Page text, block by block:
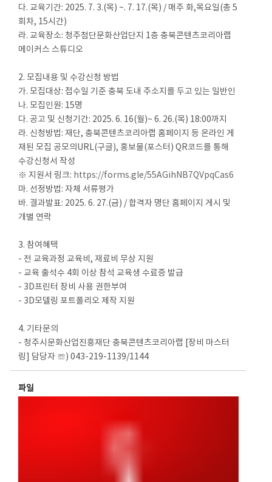
다. 교육기간: 2025. 7. 3.(목) ~. 7. 17.(목) / 매주 화,목요일(총 5
회차, 15시간)
라. 교육장소: 청주첨단문화산업단지 1층 충북콘텐츠코리아랩
메이커스 스튜디오
2. 모집내용 및 수강신청 방법
가. 모집대상: 접수일 기준 충북 도내 주소지를 두고 있는 일반인
나. 모집인원: 15명
다. 공고 및 신청기간: 2025. 6. 16(월)~ 6. 26.(목) 18:00까지
라. 신청방법: 재단, 충북콘텐츠코리아랩 홈페이지 등 온라인 게
재된 모집 공모의URL(구글), 홍보물(포스터) QR코드를 통해
수강신청서 작성
※ 지원서 링크: https://forms.gle/55AGihNB7QVpqCas6
마. 선정방법: 자체 서류평가
바. 결과발표: 2025. 6. 27.(금) / 합격자 명단 홈페이지 게시 및
개별 연락
3. 참여혜택
- 전 교육과정 교육비, 재료비 무상 지원
- 교육 출석수 4회 이상 참석 교육생 수료증 발급
- 3D프린터 장비 사용 권한부여
- 3D모델링 포트폴리오 제작 지원
4. 기타문의
- 청주시문화산업진흥재단 충북콘텐츠코리아랩 [장비 마스터
링] 담당자 ☏) 043-219-1139/1144
파일